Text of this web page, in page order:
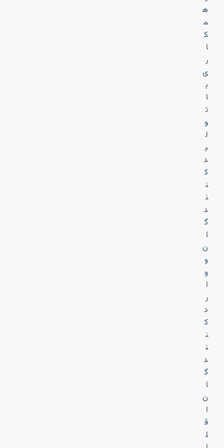
ه
م
ک
ا
ر
ی
ب
ا
ت
و
ل
ی
د
ک
ن
ن
د
گ
ا
ن
و
و
ا
ر
د
ک
ن
ن
د
گ
ا
ن
ا
ق
ل